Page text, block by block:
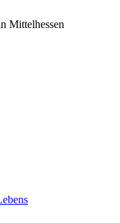
Mittelhessen